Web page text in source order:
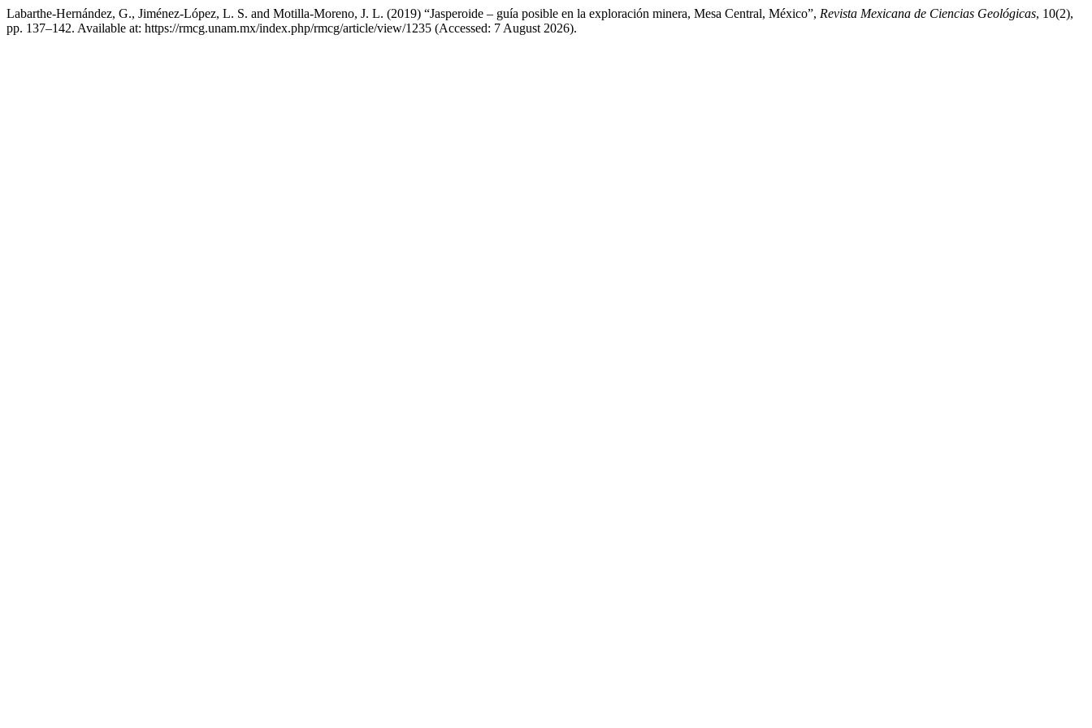
Labarthe-Hernández, G., Jiménez-López, L. S. and Motilla-Moreno, J. L. (2019) “Jasperoide – guía posible en la exploración minera, Mesa Central, México”, Revista Mexicana de Ciencias Geológicas, 10(2),
pp. 137–142. Available at: https://rmcg.unam.mx/index.php/rmcg/article/view/1235 (Accessed: 7 August 2026).